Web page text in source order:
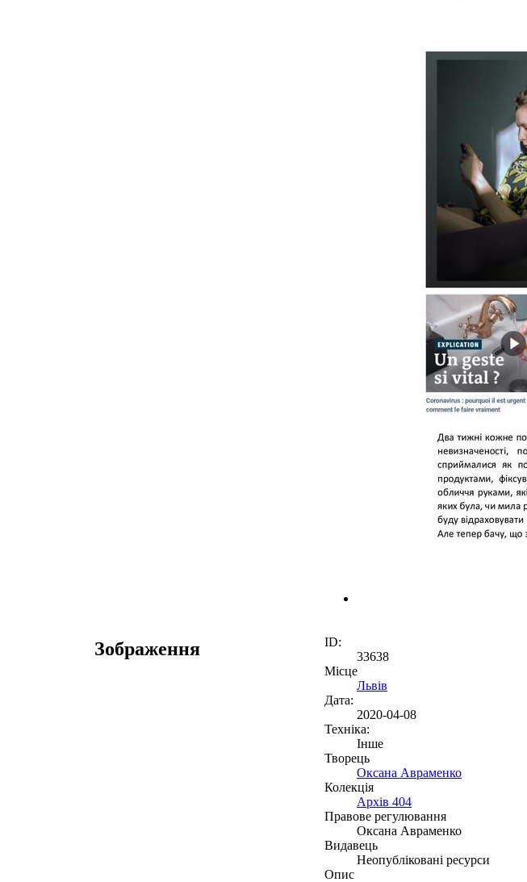
Зображення
ID:
33638
Місце
Львів
Дата:
2020-04-08
Техніка:
Інше
Творець
Оксана Авраменко
Колекція
Архів 404
Правове регулювання
Оксана Авраменко
Видавець
Неопубліковані ресурси
Опис